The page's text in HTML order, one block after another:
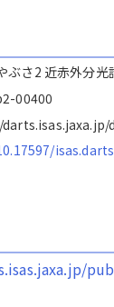
ぶさ2 近赤外分
00400